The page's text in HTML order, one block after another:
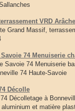
VRD
Grand Massif,
74 Menuiserie
Savoie 74 Menuiserie
74 Haute-Savoie
Décolle
Décolletage à
et matière